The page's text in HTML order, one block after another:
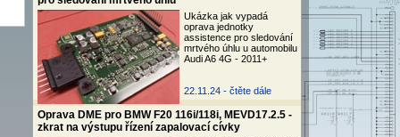
Ukázka jak vypadá
oprava jednotky
assistence pro sledování
mrtvého úhlu u automobilu
Audi A6 4G - 2011+
22.11.24 - čtěte dále
Oprava DME pro BMW F20 116i/118i, MEVD17.2.5 -
zkrat na výstupu řízení zapalovací cívky